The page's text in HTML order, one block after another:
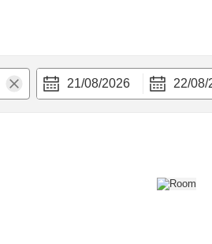
21/08/2026 22/08/
nghi